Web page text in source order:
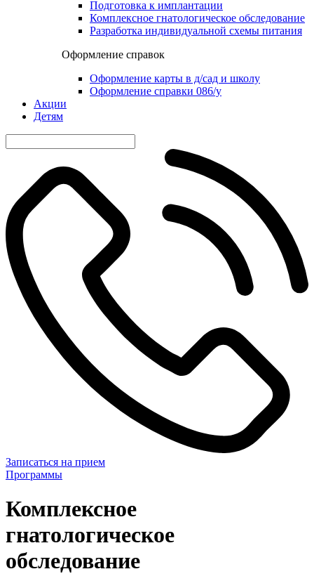
Подготовка к имплантации
Комплексное гнатологическое обследование
Разработка индивидуальной схемы питания
Оформление справок
Оформление карты в д/сад и школу
Оформление справки 086/у
Акции
Детям
Записаться на прием
Программы
Комплексное
гнатологическое
обследование